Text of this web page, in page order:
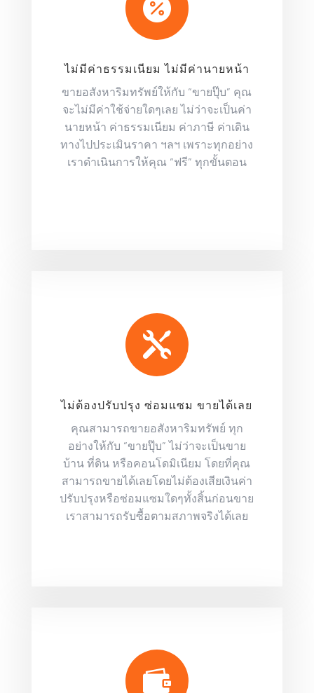

ไม่มีค่าธรรมเนียม ไม่มีค่านายหน้า
ขายอสังหาริมทรัพย์ให้กับ “ขายปุ๊บ” คุณ
จะไม่มีค่าใช้จ่ายใดๆเลย ไม่ว่าจะเป็นค่า
นายหน้า ค่าธรรมเนียม ค่าภาษี ค่าเดิน
ทางไปประเมินราคา ฯลฯ เพราะทุกอย่าง
เราดำเนินการให้คุณ “ฟรี” ทุกขั้นตอน

ไม่ต้องปรับปรุง ซ่อมแซม ขายได้เลย
คุณสามารถขายอสังหาริมทรัพย์ ทุก
อย่างให้กับ “ขายปุ๊บ” ไม่ว่าจะเป็นขาย
บ้าน ที่ดิน หรือคอนโดมิเนียม โดยที่คุณ
สามารถขายได้เลยโดยไม่ต้องเสียเงินค่า
ปรับปรุงหรือซ่อมแซมใดๆทั้งสิ้นก่อนขาย
เราสามารถรับซื้อตามสภาพจริงได้เลย
